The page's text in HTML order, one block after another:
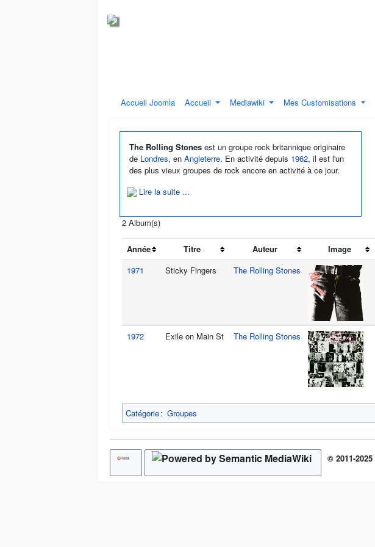
Accueil Joomla Accueil Mediawiki Mes Customisations
The Rolling Stones est un groupe rock britannique originaire
de Londres, en Angleterre. En activité depuis 1962, il est l'un
des plus vieux groupes de rock encore en activité à ce jour.
Lire la suite ...
2 Album(s)
Année Titre Auteur Image
1971
Sticky Fingers The Rolling Stones
1972 Exile on Main St The Rolling Stones
Catégorie: Groupes
© 2011-2025